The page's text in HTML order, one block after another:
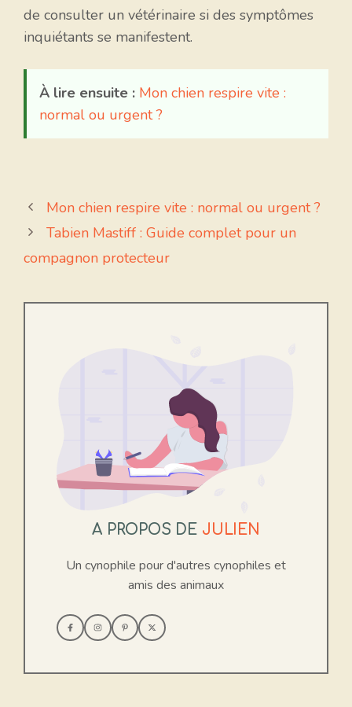
de consulter un vétérinaire si des symptômes
inquiétants se manifestent.
À lire ensuite : Mon chien respire vite :
normal ou urgent ?
Mon chien respire vite : normal ou urgent ?
Tabien Mastiff : Guide complet pour un
compagnon protecteur
A PROPOS DE JULIEN
Un cynophile pour d'autres cynophiles et
amis des animaux